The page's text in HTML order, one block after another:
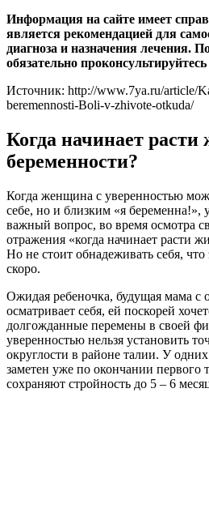
Информация на сайте имеет
является рекомендацией для
диагноза и назначения лечения.
обязательно
Источник: http://www.7ya.ru/article/
beremennosti-Boli-v-zhivote-otkuda/
Когда начинает расти
беременности?
Когда женщина с уверенностью
себе, но и близким «я беременна!»,
важный вопрос, во время осмотра
отражения «когда начинает расти
Но не стоит обнадеживать себя, что
скоро.
Ожидая ребеночка, будущая мама с
осматривает себя, ей поскорей
долгожданные перемены в своей
уверенностью нельзя установить
округлости в районе талии. У
заметен уже по окончании первого
сохраняют стройность до 5 – 6